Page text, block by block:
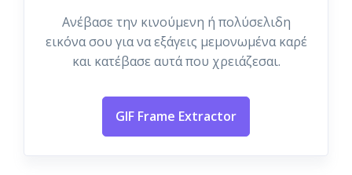
Ανέβασε την κινούμενη ή πολύσελιδη
εικόνα σου για να εξάγεις μεμονωμένα καρέ
και κατέβασε αυτά που χρειάζεσαι.
GIF Frame Extractor